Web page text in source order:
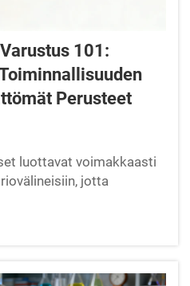
101:
Perusteet
luottavat voimakkaasti
jotta
käytännön
jotka yhdistävät
sovellukseen. Kaiken